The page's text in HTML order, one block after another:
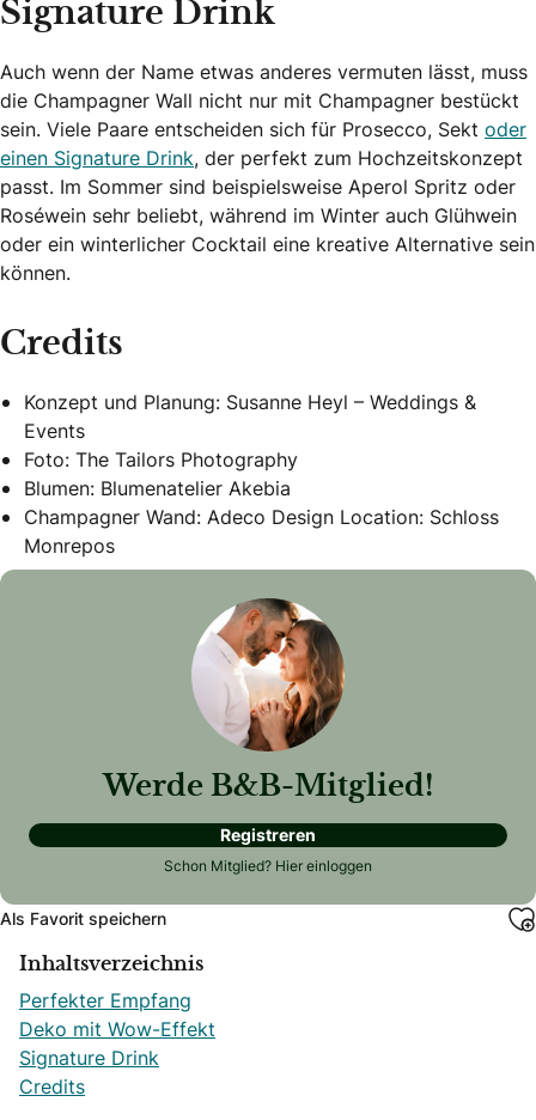
Signature Drink
Auch wenn der Name etwas anderes vermuten lässt, muss
die Champagner Wall nicht nur mit Champagner bestückt
sein. Viele Paare entscheiden sich für Prosecco, Sekt oder
einen Signature Drink, der perfekt zum Hochzeitskonzept
passt. Im Sommer sind beispielsweise Aperol Spritz oder
Roséwein sehr beliebt, während im Winter auch Glühwein
oder ein winterlicher Cocktail eine kreative Alternative sein
können.
Credits
Konzept und Planung: Susanne Heyl – Weddings &
Events
Foto: The Tailors Photography
Blumen: Blumenatelier Akebia
Champagner Wand: Adeco Design Location: Schloss
Monrepos
Werde B&B-Mitglied!
Registreren
Schon Mitglied? Hier einloggen
Als Favorit speichern
Inhaltsverzeichnis
Perfekter Empfang
Deko mit Wow-Effekt
Signature Drink
Credits